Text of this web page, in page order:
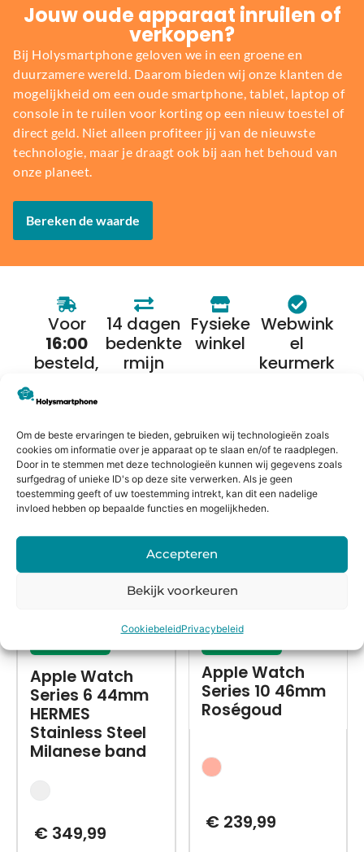
Om de beste ervaringen te bieden, gebruiken wij technologieën zoals
cookies om informatie over je apparaat op te slaan en/of te raadplegen.
Door in te stemmen met deze technologieën kunnen wij gegevens zoals
surfgedrag of unieke ID's op deze site verwerken. Als je geen
toestemming geeft of uw toestemming intrekt, kan dit een nadelige
invloed hebben op bepaalde functies en mogelijkheden.
Accepteren
Bekijk voorkeuren
CookiebeleidPrivacybeleid
Jouw oude apparaat inruilen of
verkopen?
Bij Holysmartphone geloven we in een groene en
duurzamere wereld. Daarom bieden wij onze klanten de
mogelijkheid om een oude smartphone, tablet, laptop of
console in te ruilen voor korting op een nieuw toestel of
direct geld. Niet alleen profiteer jij van de nieuwste
technologie, maar je draagt ook bij aan het behoud van
onze planeet.
Bereken de waarde
Voor
16:00
besteld,
in huis*
14 dagen
bedenkte
rmijn
Fysieke
winkel
Webwink
el
keurmerk
Alternatieven
Apple Watch
Series 6 44mm
HERMES
Stainless Steel
Milanese band
€349,99
Apple Watch
Series 10 46mm
Roségoud
€ 239,99